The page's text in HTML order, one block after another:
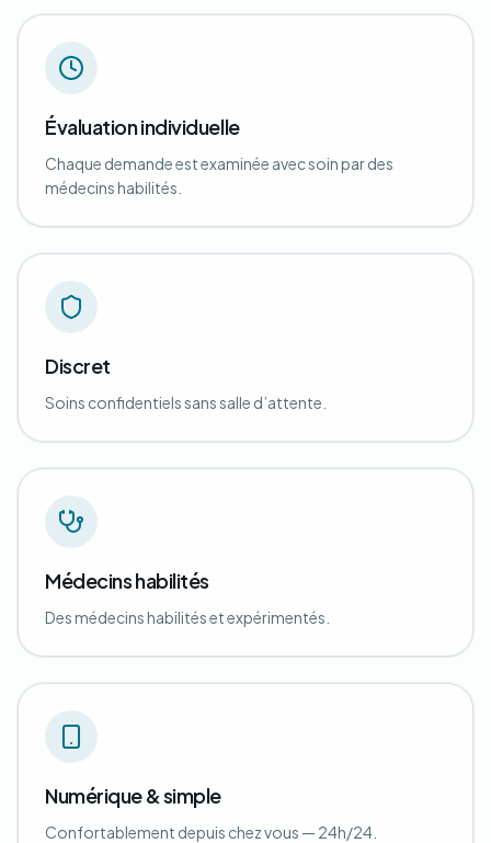
Évaluation individuelle
Chaque demande est examinée avec soin par des
médecins habilités.
Discret
Soins confidentiels sans salle d’attente.
Médecins habilités
Des médecins habilités et expérimentés.
Numérique & simple
Confortablement depuis chez vous — 24h/24.